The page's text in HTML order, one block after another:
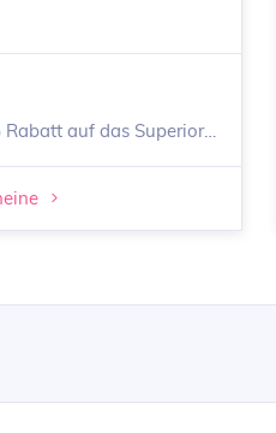
Gutschein für 33% Rabatt auf das Superior Pods Nachfüll Pack